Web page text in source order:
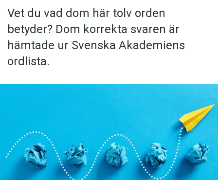
Vet du vad dom här tolv orden
betyder? Dom korrekta svaren är
hämtade ur Svenska Akademiens
ordlista.